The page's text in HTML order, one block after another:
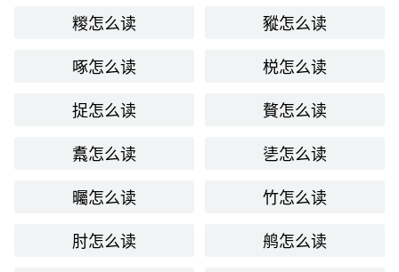
又仰而呼天曰：“何为使至此极戾也？——柳宗元《天说》
果敢而很，猛贪而戾。——《荀子·荣辱》
戾背离)；戾谬(乖谬)
(3) 暴戾 [ruthless and tyrannical]
(4) 又如：戾气(暴戾之气)；戾虫(老虎的别名。以虎性暴戾
凶猛，故名)；戾夫(凶恶的人；暴戾之心)；戾行(砥砺操行)
糉怎么读
豵怎么读
啄怎么读
棁怎么读
捉怎么读
贅怎么读
䬡怎么读
乼怎么读
曯怎么读
竹怎么读
肘怎么读
鸼怎么读